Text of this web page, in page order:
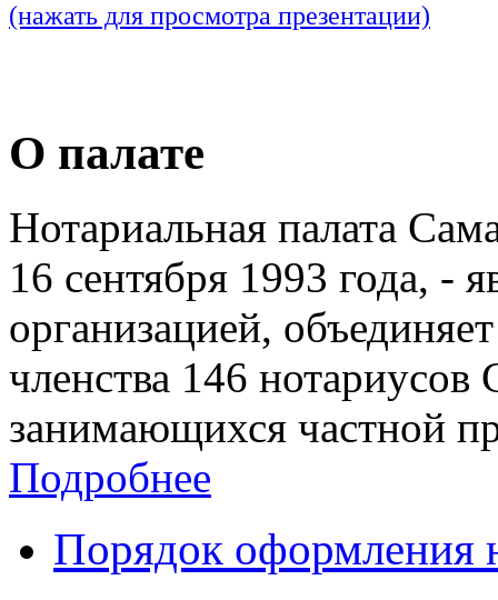
(нажать для просмотра презентации)
О палате
Нотариальная палата
16 сентября 1993 года, -
организацией,
членства 146 нотариусов
занимающихся частной
Подробнее
Порядок оформления